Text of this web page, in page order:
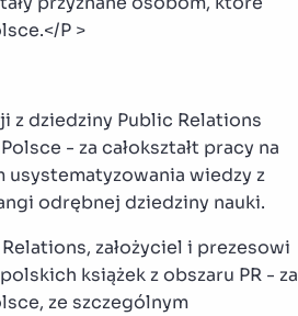
P >
z dziedziny Public Relations
- za całokształt pracy na
usystematyzowania wiedzy z
odrębnej dziedziny nauki.
założyciel i prezesowi
książek z obszaru PR - za
ze szczególnym